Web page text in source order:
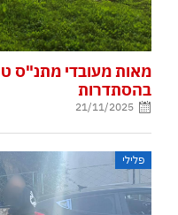
מאות מעובדי מתנ"ס
בהסתדרות
21/11/2025
פלילי